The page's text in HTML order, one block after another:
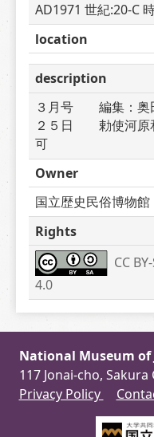
AD1971 世紀:20-C
location
description
３月号　　編集：
２５日　　勅使河
可
Owner
国立歴史民俗博物館
Rights
CC
4.0
National Museum of
117 Jonai-cho,
Privacy Policy